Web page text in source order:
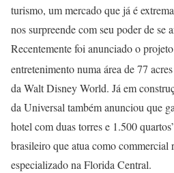
turismo, um mercado que já é
nos surpreende com seu poder de se
Recentemente foi anunciado o
entretenimento numa área de 77
da Walt Disney World. Já em
da Universal também anunciou que
hotel com duas torres e 1.500
brasileiro que atua como commercial
especializado na Florida Central.